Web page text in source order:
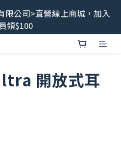
務、維修流程調整<2026/6/8
起>
限公司>直營線上商城，加入
領$100
贈BOSE品牌筆記本，錯過
務、維修流程調整<2026/6/8
開放式耳